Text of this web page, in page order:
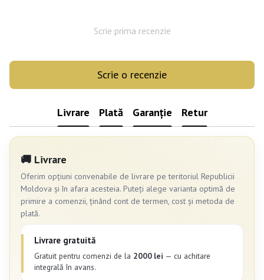
Scrie prima recenzie
Scrie o recenzie
Livrare Plată Garanție Retur
🚚 Livrare
Oferim opțiuni convenabile de livrare pe teritoriul Republicii
Moldova și în afara acesteia. Puteți alege varianta optimă de
primire a comenzii, ținând cont de termen, cost și metoda de
plată.
Livrare gratuită
Gratuit pentru comenzi de la 2000 lei — cu achitare
integrală în avans.